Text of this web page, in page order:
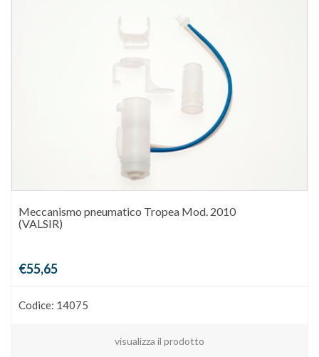
Meccanismo pneumatico Tropea Mod. 2010
(VALSIR)
€55,65
Codice: 14075
visualizza il prodotto